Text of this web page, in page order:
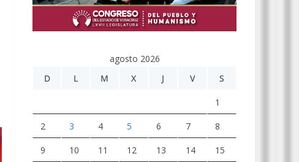
agosto 2026
D
L M X J V S
1
2 3 4 5 6 7 8
9 10 11 12 13 14 15